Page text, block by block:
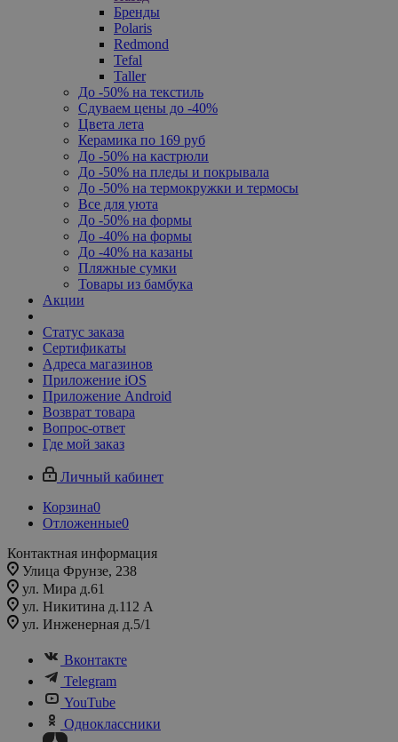
Бренды
Polaris
Redmond
Tefal
Taller
До -50% на текстиль
Сдуваем цены до -40%
Цвета лета
Керамика по 169 руб
До -50% на кастрюли
До -50% на пледы и покрывала
До -50% на термокружки и термосы
Все для уюта
До -50% на формы
До -40% на формы
До -40% на казаны
Пляжные сумки
Товары из бамбука
Акции
Статус заказа
Сертификаты
Адреса магазинов
Приложение iOS
Приложение Android
Возврат товара
Вопрос-ответ
Где мой заказ
Личный кабинет
Корзина0
Отложенные0
Контактная информация
Улица Фрунзе, 238​
ул. Мира д.61
ул. Никитина д.112 А
ул. Инженерная д.5/1
Вконтакте
Telegram
YouTube
Одноклассники